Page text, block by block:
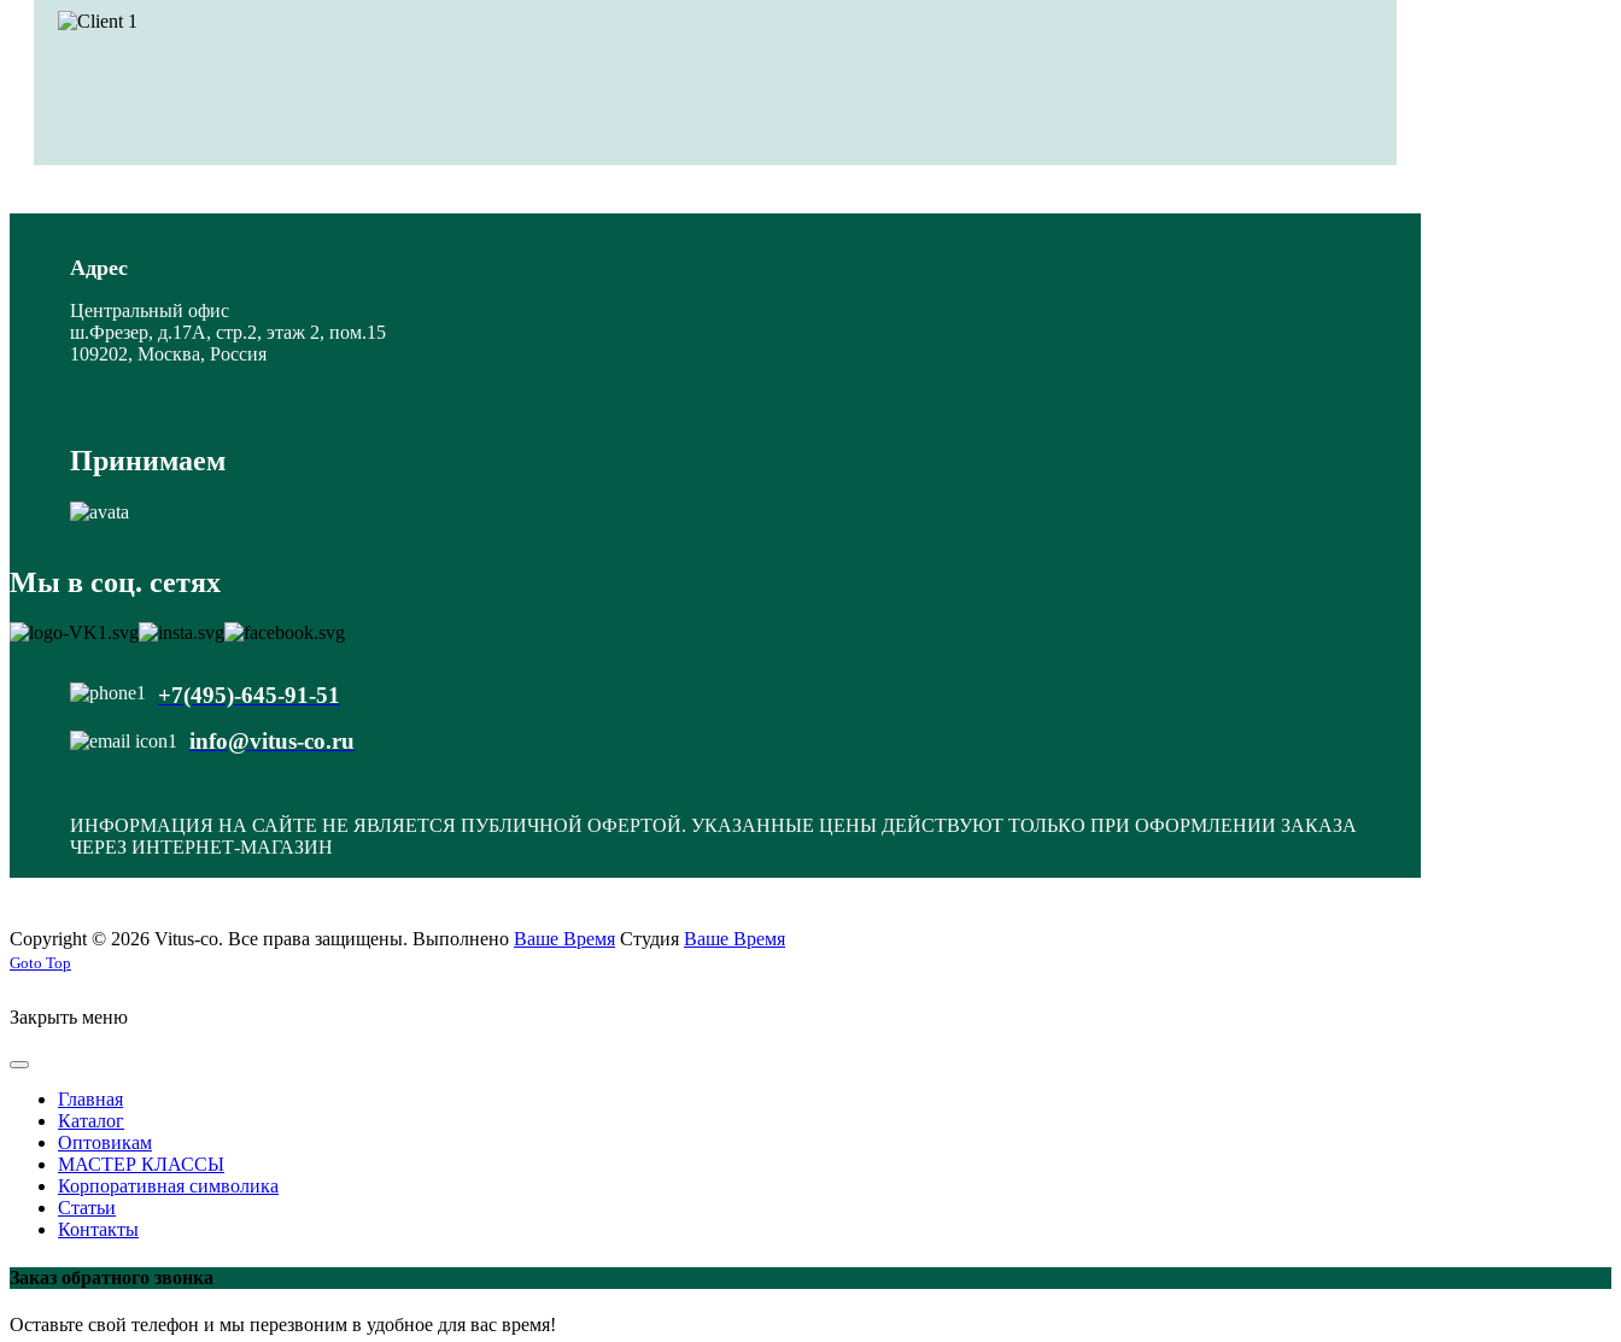
Адрес
Центральный офис
ш.Фрезер, д.17А, стр.2, этаж 2, пом.15
109202, Москва, Россия
Принимаем
Мы в соц. сетях
+7(495)-645-91-51
info@vitus-co.ru
ИНФОРМАЦИЯ НА САЙТЕ НЕ ЯВЛЯЕТСЯ ПУБЛИЧНОЙ ОФЕРТОЙ. УКАЗАННЫЕ ЦЕНЫ ДЕЙСТВУЮТ ТОЛЬКО ПРИ ОФОРМЛЕНИИ ЗАКАЗА
ЧЕРЕЗ ИНТЕРНЕТ-МАГАЗИН
Copyright © 2026 Vitus-co. Все права защищены. Выполнено Ваше Время Студия Ваше Время
Joomla! 3 Templates
Goto Top
Закрыть меню
Главная
Каталог
Оптовикам
МАСТЕР КЛАССЫ
Корпоративная символика
Статьи
Контакты
Заказ обратного звонка
Оставьте свой телефон и мы перезвоним в удобное для вас время!